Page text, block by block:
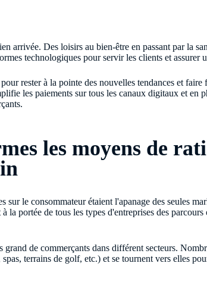
arrivée. Des loisirs au bien-être en passant par la
technologiques pour servir les clients et assurer
rester à la pointe des nouvelles tendances et faire
les paiements sur tous les canaux digitaux et en
les moyens de
sur le consommateur étaient l'apanage des seules
la portée de tous les types d'entreprises des parcours
de commerçants dans différent secteurs.
terrains de golf, etc.) et se tournent vers elles